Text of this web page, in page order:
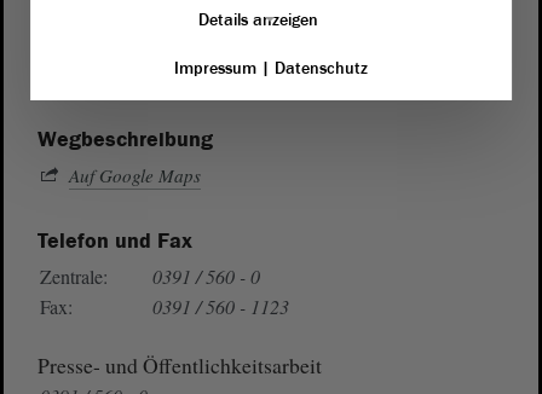
von Sachsen-Anhalt
39104 Magdeburg
Wegbeschreibung
Auf Google Maps
Telefon und Fax
Zentrale:
0391 / 560 - 0
Fax:
0391 / 560 - 1123
Presse- und Öffentlichkeitsarbeit
Details anzeigen
Impressum| Datenschutz